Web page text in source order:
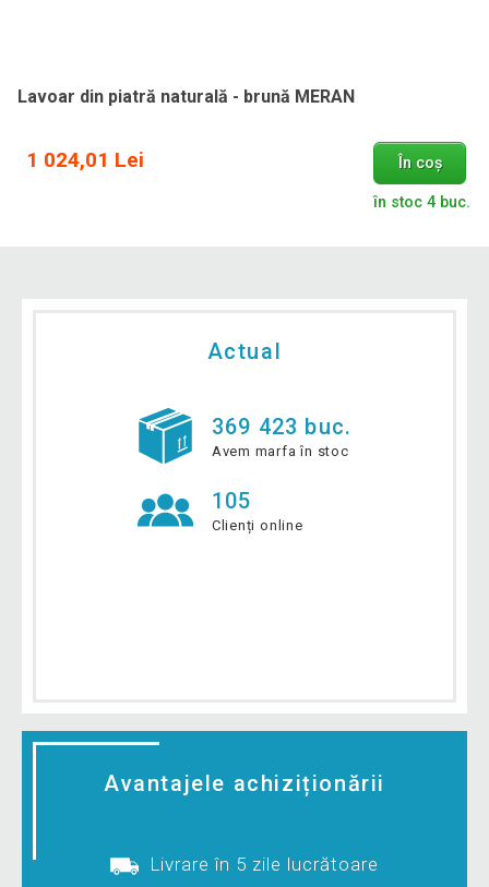
Lavoar din piatră naturală - brună MERAN
1 024,01 Lei În coș
în stoc 4 buc.
Actual
369 423 buc.
Avem marfa în stoc
105
Clienți online
Avantajele achiziționării
Livrare în 5 zile lucrătoare